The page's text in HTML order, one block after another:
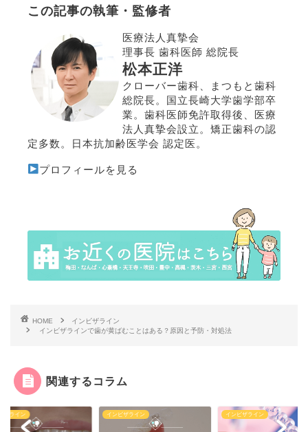
この記事の執筆・監修者
医療法人真摯会
理事長 歯科医師 総院長
松本正洋
クローバー歯科、まつもと歯科
総院長。国立長崎大学歯学部卒
業。歯科医師免許取得後、医療
法人真摯会設立。矯正歯科の認
定多数。日本抗加齢医学会 認定医。
プロフィールを見る
HOME
インビザライン
インビザラインで歯が黄ばむことはある？原因と予防・対処法
関連するコラム
ザライン インビザライン インビザライン